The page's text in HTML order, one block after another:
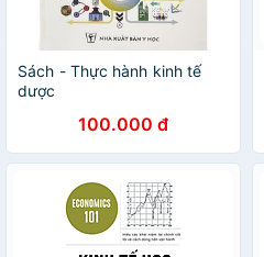
Sách - Thực hành kinh tế
dược
100.000 đ